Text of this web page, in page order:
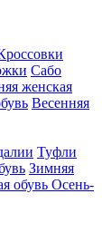
Сабо
женская
Весенняя
Туфли
Зимняя
обувь Осень-